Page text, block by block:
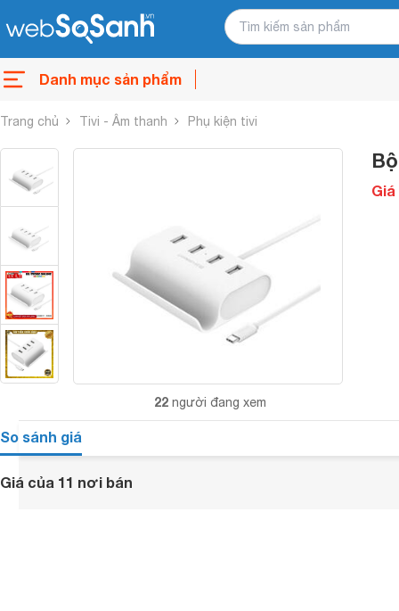
Danh mục sản phẩm
Trang chủ Tivi - Âm thanh Phụ kiện tivi
22 người đang xem
So sánh giá
Giá của 11 nơi bán